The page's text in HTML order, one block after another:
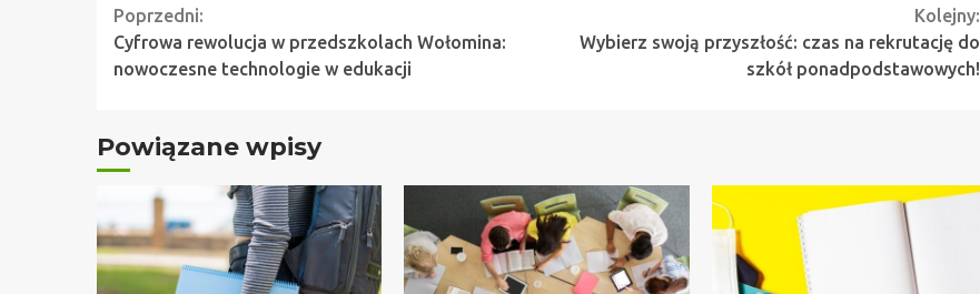
Continue
Reading
Poprzedni:
Cyfrowa rewolucja w przedszkolach Wołomina:
nowoczesne technologie w edukacji
Kolejny:
Wybierz swoją przyszłość: czas na rekrutację do
szkół ponadpodstawowych!
Powiązane wpisy